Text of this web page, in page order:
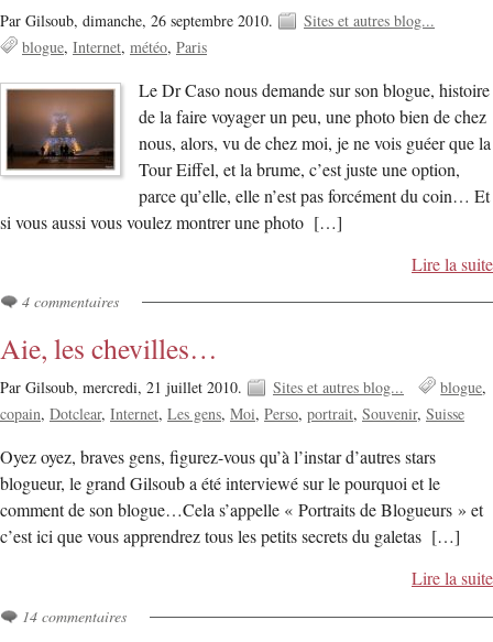
Par Gilsoub, dimanche, 26 septembre 2010.
Sites et autres blog...
blogue Internet météo Paris
Le Dr Caso nous demande sur son blogue, histoire
de la faire voyager un peu, une photo bien de chez
nous, alors, vu de chez moi, je ne vois guéer que la
Tour Eiffel, et la brume, c’est juste une option,
parce qu’elle, elle n’est pas forcément du coin… Et
si vous aussi vous voulez montrer une photo […]
Lire la suite
4 commentaires
Aie, les chevilles…
Par Gilsoub, mercredi, 21 juillet 2010. Sites et autres blog...
blogue
copain Dotclear Internet Les gens Moi Perso portrait Souvenir Suisse
Oyez oyez, braves gens, figurez-vous qu’à l’instar d’autres stars
blogueur, le grand Gilsoub a été interviewé sur le pourquoi et le
comment de son blogue…Cela s’appelle « Portraits de Blogueurs » et
c’est ici que vous apprendrez tous les petits secrets du galetas […]
Lire la suite
14 commentaires